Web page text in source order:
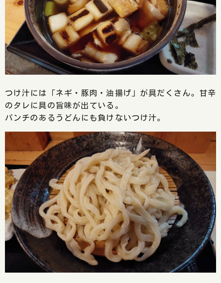
つけ汁には「ネギ・豚肉・油揚げ」が具だくさん。甘辛
のタレに具の旨味が出ている。
パンチのあるうどんにも負けないつけ汁。